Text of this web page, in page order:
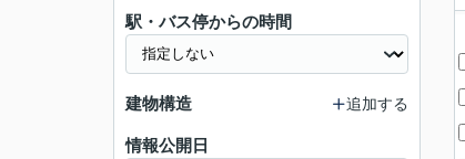
駅・バス停からの時間
建物構造 追加する
情報公開日